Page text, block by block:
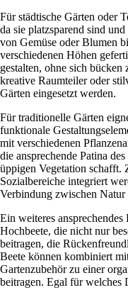
Für städtische Gärten oder
da sie platzsparend sind
von Gemüse oder Blumen
verschiedenen Höhen
gestalten, ohne sich bücken
kreative Raumteiler oder
Gärten eingesetzt werden.
Für traditionelle Gärten
funktionale
mit verschiedenen
die ansprechende Patina
üppigen Vegetation schafft.
Sozialbereiche integriert
Verbindung zwischen Natur
Ein weiteres
Hochbeete, die nicht nur
beitragen, die
Beete können kombiniert
Gartenzubehör zu einer
beitragen. Egal für welches